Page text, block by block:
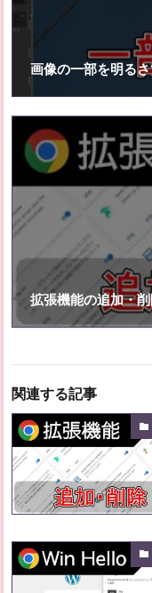
画像の一部を明る
拡張機能の追加・
関連する記事